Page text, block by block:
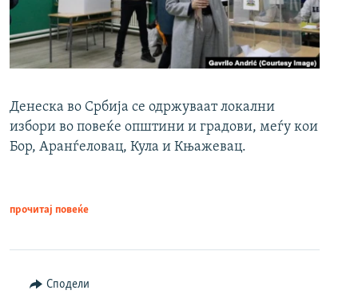
Денеска во Србија се одржуваат локални
избори во повеќе општини и градови, меѓу кои
Бор, Аранѓеловац, Кула и Књажевац.
прочитај повеќе
Сподели